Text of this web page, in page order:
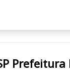
Taboão da